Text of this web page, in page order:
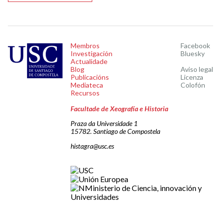
Membros
Investigación
Actualidade
Blog
Publicacións
Mediateca
Recursos
Facebook
Bluesky
Aviso legal
Licenza
Colofón
Facultade de Xeografía e Historia
Praza da Universidade 1
15782. Santiago de Compostela
histagra@usc.es